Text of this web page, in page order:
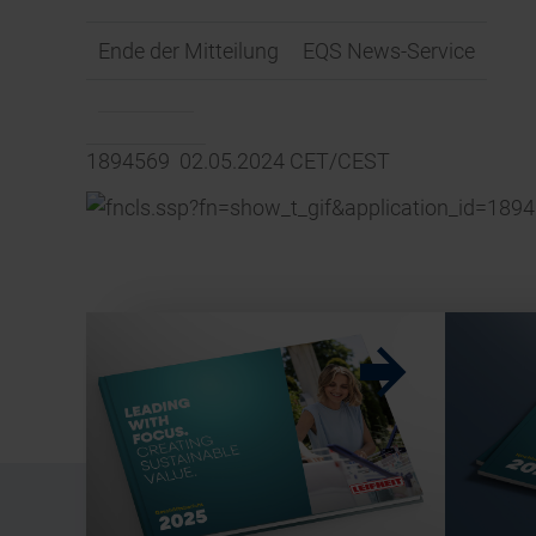
Ende der Mitteilung EQS News-Service
1894569 02.05.2024 CET/CEST
w